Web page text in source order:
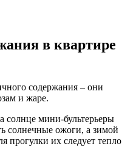
в квартире
содержания – они
и жаре.
мини-бультерьеры
солнечные ожоги, а зимой
прогулки их следует тепло